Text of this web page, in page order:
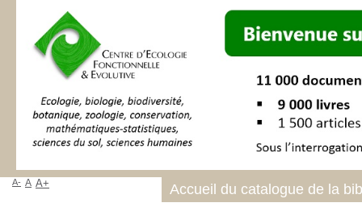
Accueil du catalogue de la
A- A A+